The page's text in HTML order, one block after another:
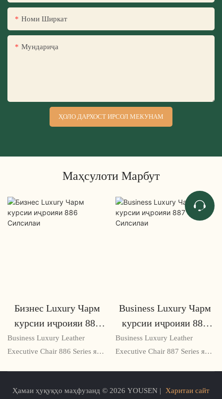
Номи Ширкат
Мундариҷа
ҲОЛО ДАРХОСТ ИРСОЛ МЕКУНАМ
Маҳсулоти Марбут
Бизнес Luxury Чарм
курсии иҷроияи 886
Силсилаи
Business Luxury Leather
Executive Chair 886 Series як
шудааст, ки беҳтаринро талаб
Business Luxury Чарм
курсии иҷроияи 887
Силсилаи
Business Luxury Leather
Executive Chair 887 Series як
роҳбарони дорои завқҳои
Ҳамаи ҳуқуқҳо маҳфузанд © 2026 YOUSEN | Харитаи сайт